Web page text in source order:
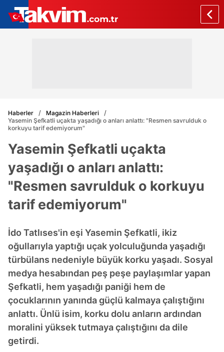
Haberler
Magazin Haberleri
Yasemin Şefkatli uçakta yaşadığı o anları anlattı: "Resmen savrulduk o
korkuyu tarif edemiyorum"
Yasemin Şefkatli uçakta
yaşadığı o anları anlattı:
"Resmen savrulduk o korkuyu
tarif edemiyorum"
İdo Tatlıses'in eşi Yasemin Şefkatli, ikiz
oğullarıyla yaptığı uçak yolculuğunda yaşadığı
türbülans nedeniyle büyük korku yaşadı. Sosyal
medya hesabından peş peşe paylaşımlar yapan
Şefkatli, hem yaşadığı paniği hem de
çocuklarının yanında güçlü kalmaya çalıştığını
anlattı. Ünlü isim, korku dolu anların ardından
moralini yüksek tutmaya çalıştığını da dile
getirdi.